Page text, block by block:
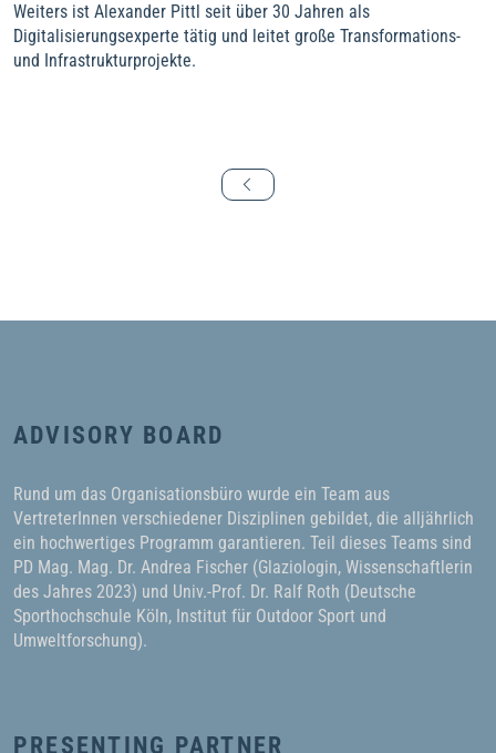
Weiters ist Alexander Pittl seit über 30 Jahren als
Digitalisierungsexperte tätig und leitet große Transformations-
und Infrastrukturprojekte.
ADVISORY BOARD
Rund um das Organisationsbüro wurde ein Team aus
VertreterInnen verschiedener Disziplinen gebildet, die alljährlich
ein hochwertiges Programm garantieren. Teil dieses Teams sind
PD Mag. Mag. Dr. Andrea Fischer (Glaziologin, Wissenschaftlerin
des Jahres 2023) und Univ.-Prof. Dr. Ralf Roth (Deutsche
Sporthochschule Köln, Institut für Outdoor Sport und
Umweltforschung).
PRESENTING PARTNER